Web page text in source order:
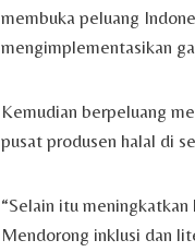
membuka peluang
mengimplementasikan
Kemudian berpeluang
pusat produsen halal di
“Selain itu
Mendorong inklusi dan